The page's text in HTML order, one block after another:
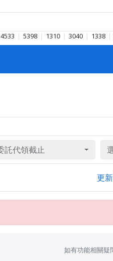
4533 5398 1310 3040 1338
託代領截止
更新
如有功能相關疑